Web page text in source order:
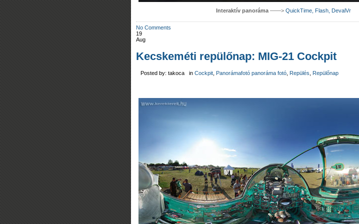
Interaktív panoráma ——> QuickTime, Flash, DevalVr
No Comments
19
Aug
Kecskeméti repülőnap: MIG-21 Cockpit
Posted by: takoca in Cockpit Panorámafotó panoráma fotó Repülés Repülőnap